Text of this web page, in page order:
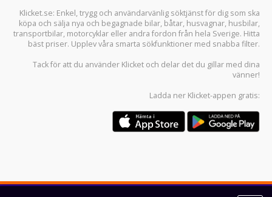
Klicket.se: Enkel, trygg och användarvänlig söktjänst för dig som ska
köpa och sälja nya och begagnade bilar, båtar, husvagnar, husbilar,
transportbilar, motorcyklar eller andra fordon från hela Sverige. Hitta
bäst priser. Upplev våra smarta sökfunktioner med snabba filter.
Tack för att du använder Klicket och delar det du gillar med dina
vänner!
Ladda ner Klicket-appen gratis: